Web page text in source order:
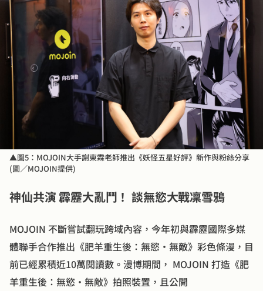
▲圖5：MOJOIN大手謝東霖老師推出《妖怪五星好評》新作與粉絲分享
(圖／MOJOIN提供)
神仙共演 霹靂大亂鬥！ 談無慾大戰凜雪鴉
MOJOIN 不斷嘗試翻玩跨域內容，今年初與霹靂國際多媒
體聯手合作推出《肥羊重生後：無慾·無敵》彩色條漫，目
前已經累積近10萬閱讀數。漫博期間， MOJOIN 打造《肥
羊重生後：無慾·無敵》拍照裝置，且公開